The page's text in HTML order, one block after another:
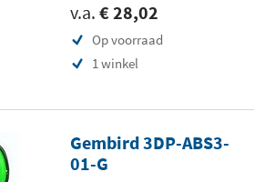
v.a. € 28,02
Op voorraad
1 winkel
Gembird 3DP-ABS3-
01-G